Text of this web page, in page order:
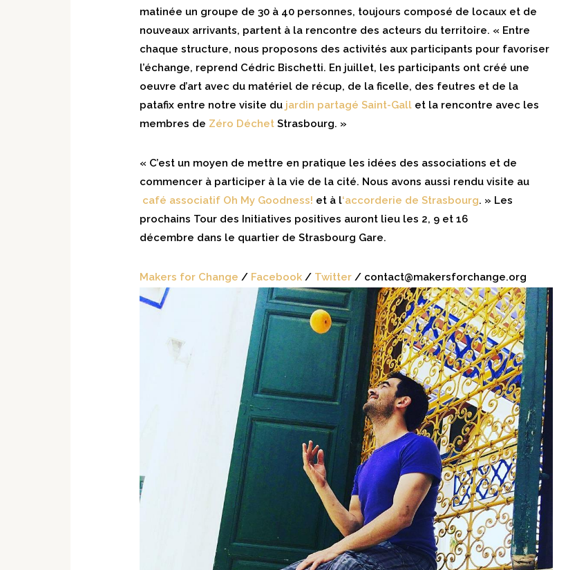
matinée un groupe de 30 à 40 personnes, toujours composé de locaux et de
nouveaux arrivants, partent à la rencontre des acteurs du territoire. « Entre
chaque structure, nous proposons des activités aux participants pour favoriser
l’échange, reprend Cédric Bischetti. En juillet, les participants ont créé une
oeuvre d’art avec du matériel de récup, de la ficelle, des feutres et de la
patafix entre notre visite du jardin partagé Saint-Gall et la rencontre avec les
membres de Zéro Déchet Strasbourg. »
« C’est un moyen de mettre en pratique les idées des associations et de
commencer à participer à la vie de la cité. Nous avons aussi rendu visite au
café associatif Oh My Goodness! et à l‘accorderie de Strasbourg. » Les
prochains Tour des Initiatives positives auront lieu les 2, 9 et 16
décembre dans le quartier de Strasbourg Gare.
Makers for Change/ Facebook / Twitter / contact@makersforchange.org